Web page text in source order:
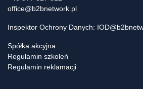
office@b2bnetwork.pl
Inspektor Ochrony Danych:
Spółka akcyjna
Regulamin szkoleń
Regulamin reklamacji